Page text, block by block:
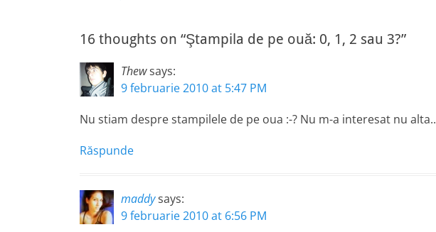
în
articole
16 thoughts on “Ştampila de pe ouă: 0, 1, 2 sau 3?”
Thewsays:
9 februarie 2010 at 5:47 PM
Nu stiam despre stampilele de pe oua :-? Nu m-a interesat nu alta..
Răspunde
maddysays:
9 februarie 2010 at 6:56 PM